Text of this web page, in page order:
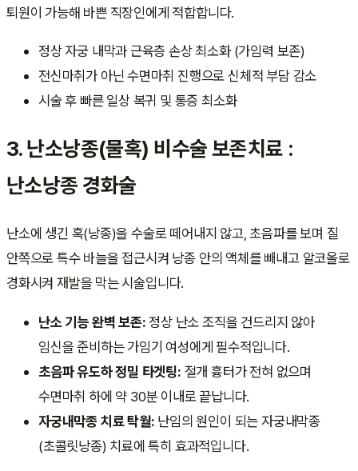
퇴원이 가능해 바쁜 직장인에게 적합합니다.
정상 자궁 내막과 근육층 손상 최소화 (가임력 보존)
전신마취가 아닌 수면마취 진행으로 신체적 부담 감소
시술 후 빠른 일상 복귀 및 통증 최소화
3. 난소낭종(물혹) 비수술 보존치료 :
난소낭종 경화술
난소에 생긴 혹(낭종)을 수술로 떼어내지 않고, 초음파를 보며 질
안쪽으로 특수 바늘을 접근시켜 낭종 안의 액체를 빼내고 알코올로
경화시켜 재발을 막는 시술입니다.
난소 기능 완벽 보존: 정상 난소 조직을 건드리지 않아
임신을 준비하는 가임기 여성에게 필수적입니다.
초음파 유도하 정밀 타겟팅: 절개 흉터가 전혀 없으며
수면마취 하에 약 30분 이내로 끝납니다.
자궁내막종 치료 탁월: 난임의 원인이 되는 자궁내막종
(초콜릿낭종) 치료에 특히 효과적입니다.